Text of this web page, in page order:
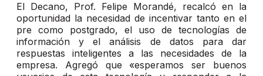
El Decano, Prof. Felipe Morandé, recalcó en la
oportunidad la necesidad de incentivar tanto en el
pre como postgrado, el uso de tecnologías de
información y el análisis de datos para dar
respuestas inteligentes a las necesidades de la
empresa. Agregó que «esperamos ser buenos